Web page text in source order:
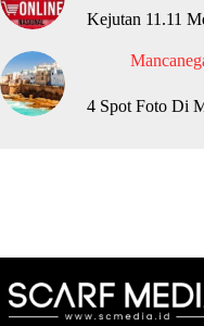
Kejutan 11.11
4 Spot Foto Di